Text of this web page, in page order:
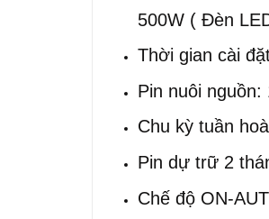
500W ( Đèn
Thời gian cài
Pin nuôi
Chu kỳ tuần
Pin dự trữ 2
Chế độ ON-